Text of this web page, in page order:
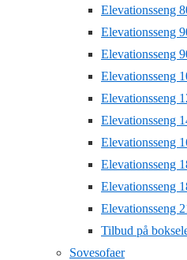
Elevationsseng
Elevationsseng
Elevationsseng
Elevationsseng
Elevationsseng
Elevationsseng
Elevationsseng
Elevationsseng
Elevationsseng
Elevationsseng
Tilbud på
Sovesofaer